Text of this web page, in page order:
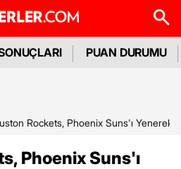
PUAN DURUMU
Rockets, Phoenix Suns'ı Yenerek
Phoenix Suns'ı